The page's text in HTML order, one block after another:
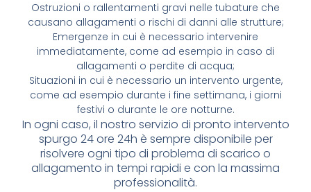
Ostruzioni o rallentamenti gravi nelle tubature che
causano allagamenti o rischi di danni alle strutture;
Emergenze in cui è necessario intervenire
immediatamente, come ad esempio in caso di
allagamenti o perdite di acqua;
Situazioni in cui è necessario un intervento urgente,
come ad esempio durante i fine settimana, i giorni
festivi o durante le ore notturne.
In ogni caso, il nostro servizio di pronto intervento
spurgo 24 ore 24h è sempre disponibile per
risolvere ogni tipo di problema di scarico o
allagamento in tempi rapidi e con la massima
professionalità.